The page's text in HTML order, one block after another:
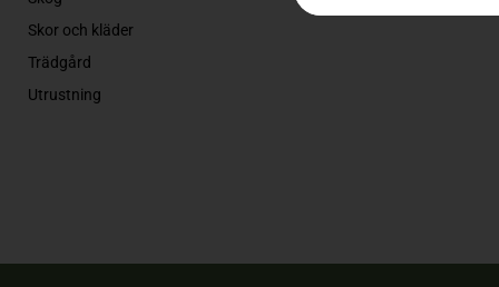
Skor och kläder
Trädgård
Utrustning